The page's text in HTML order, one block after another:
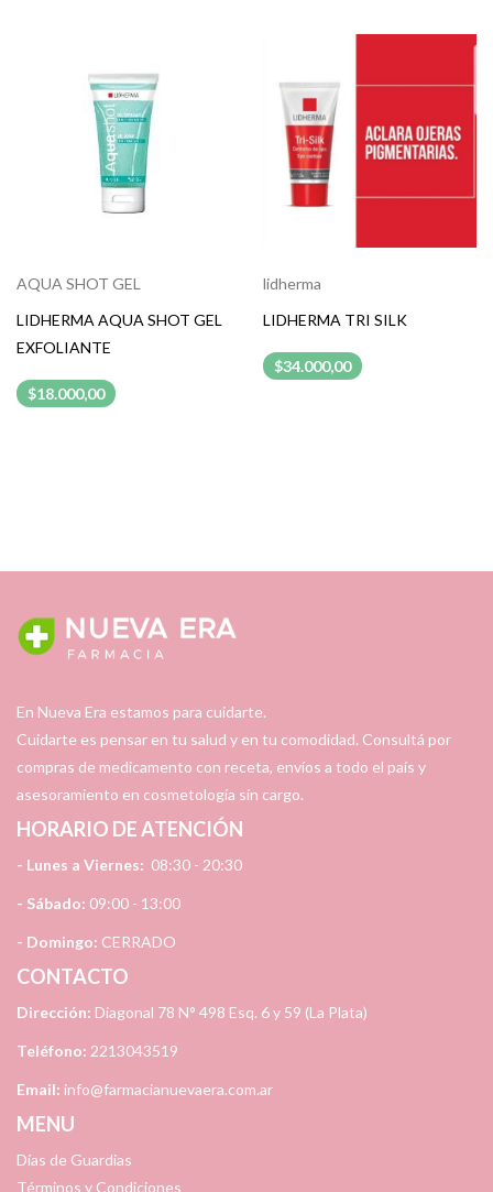
AQUA SHOT GEL
LIDHERMA AQUA SHOT GEL
EXFOLIANTE
$18.000,00
lidherma
LIDHERMA TRI SILK
$34.000,00
En Nueva Era estamos para cuidarte.
Cuidarte es pensar en tu salud y en tu comodidad. Consultá por
compras de medicamento con receta, envíos a todo el país y
asesoramiento en cosmetología sin cargo.
HORARIO DE ATENCIÓN
- Lunes a Viernes: 08:30 - 20:30
- Sábado: 09:00 - 13:00
- Domingo: CERRADO
CONTACTO
Dirección: Diagonal 78 N° 498 Esq. 6 y 59 (La Plata)
Teléfono: 2213043519
Email: info@farmacianuevaera.com.ar
MENU
Días de Guardias
Términos y Condiciones